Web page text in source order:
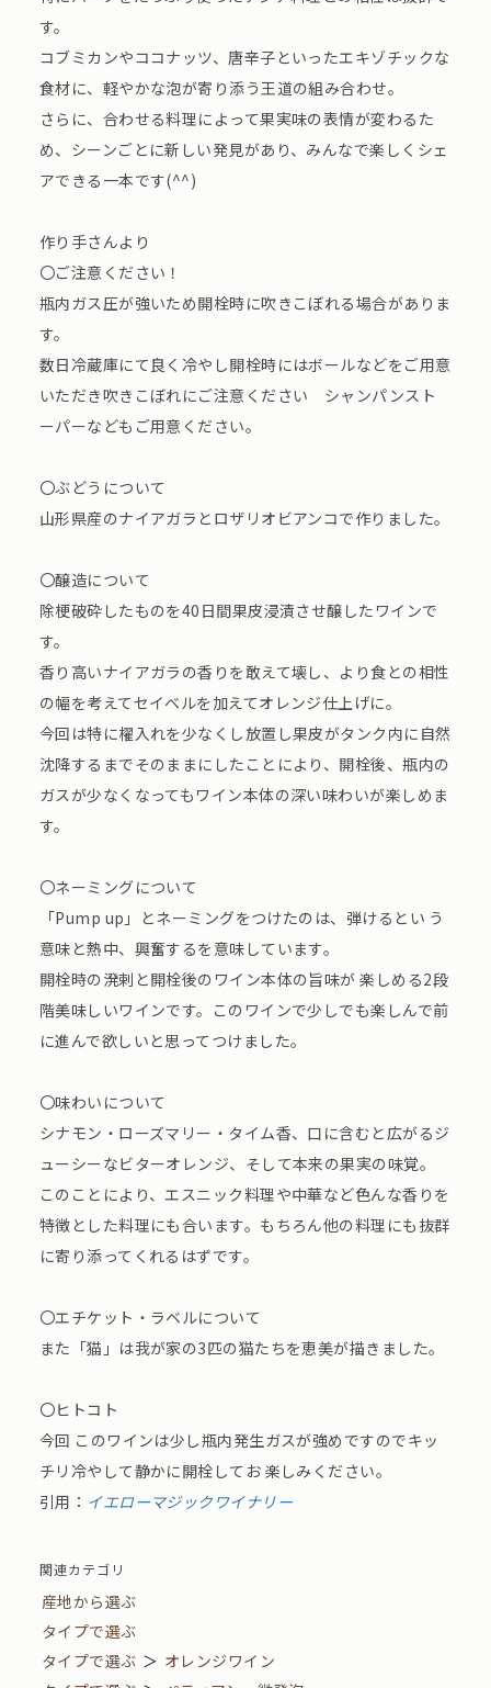
す。
コブミカンやココナッツ、唐辛子といったエキゾチックな
食材に、軽やかな泡が寄り添う王道の組み合わせ。
さらに、合わせる料理によって果実味の表情が変わるた
め、シーンごとに新しい発見があり、みんなで楽しくシェ
アできる一本です(^^)
作り手さんより
〇ご注意ください！
瓶内ガス圧が強いため開栓時に吹きこぼれる場合がありま
す。
数日冷蔵庫にて良く冷やし開栓時にはボールなどをご用意
いただき吹きこぼれにご注意ください シャンパンスト
ーパーなどもご用意ください。
〇ぶどうについて
山形県産のナイアガラとロザリオビアンコで作りました。
〇醸造について
除梗破砕したものを40日間果皮浸漬させ醸したワインで
す。
⾹り⾼いナイアガラの⾹りを敢えて壊し、より⾷との相性
の幅を考えてセイベルを加えてオレンジ仕上げに。
今回は特に櫂⼊れを少なくし放置し果⽪がタンク内に⾃然
沈降するまでそのままにしたことにより、開栓後、瓶内の
ガスが少なくなってもワイン本体の深い味わいが楽しめま
す。
〇ネーミングについて
「Pump up」とネーミングをつけたのは、弾けるとい う
意味と熱中、興奮するを意味しています。
開栓時の溌剌と開栓後のワイン本体の旨味が 楽しめる2段
階美味しいワインです。このワインで少しでも楽しんで前
に進んで欲しいと思ってつけました。
〇味わいについて
シナモン・ローズマリー・タイム⾹、⼝に含むと広がるジ
ューシーなビターオレンジ、そして本来の果実の味覚。
このことにより、エスニック料理や中華など⾊んな⾹りを
特徴とした料理にも合います。もちろん他の料理にも抜群
に寄り添ってくれるはずです。
〇エチケット・ラベルについて
また「猫」は我が家の3匹の猫たちを恵美が描きました。
〇ヒトコト
今回 このワインは少し瓶内発生ガスが強めですのでキッ
チリ冷やして静かに開栓してお 楽しみください。
引用： イエローマジックワイナリー
関連カテゴリ
産地から選ぶ
タイプで選ぶ
タイプで選ぶ ＞ オレンジワイン